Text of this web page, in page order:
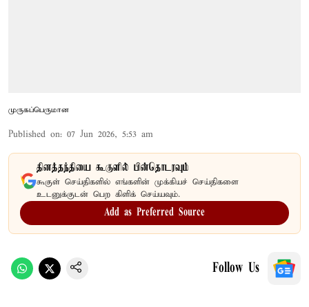
முருகப்பெருமான
Published on: 07 Jun 2026, 5:53 am
தினத்தந்தியை கூகுளில் பின்தொடரவும்
கூகுள் செய்திகளில் எங்களின் முக்கியச் செய்திகளை
உடனுக்குடன் பெற கிளிக் செய்யவும்.
Add as Preferred Source
Follow Us